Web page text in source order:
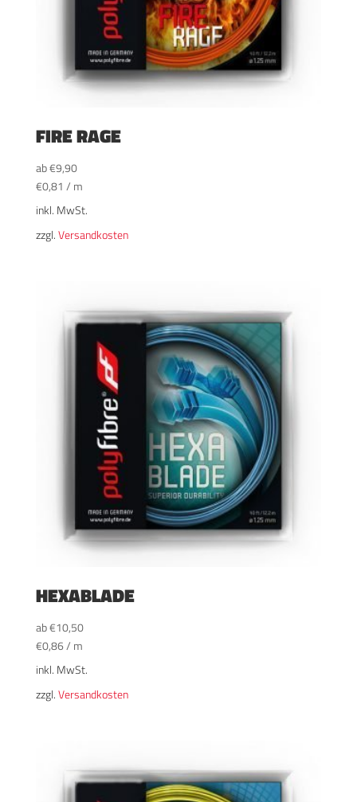
FIRE RAGE
ab€9,90
€0,81 / m
inkl. MwSt.
zzgl.Versandkosten
HEXABLADE
ab€10,50
€0,86/ m
inkl. MwSt.
zzgl.Versandkosten